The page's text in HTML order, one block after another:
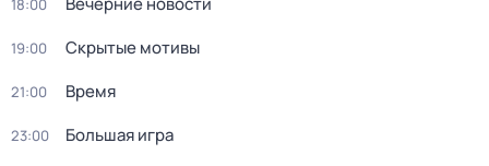
18:00
19:00 Скрытые мотивы
21:00 Время
23:00 Большая игра